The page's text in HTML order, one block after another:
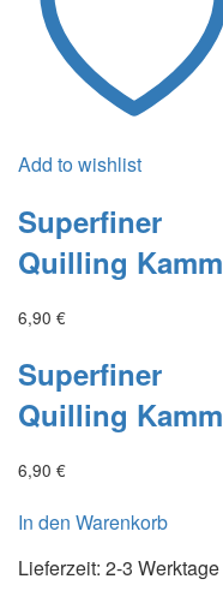
Add to wishlist
Superfiner
Quilling Kamm
6,90 €
Superfiner
Quilling Kamm
6,90 €
In den Warenkorb
Lieferzeit: 2-3 Werktage